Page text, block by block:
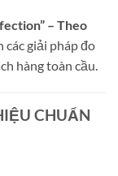
– Theo
các giải pháp đo
hàng toàn cầu.
CHUẨN